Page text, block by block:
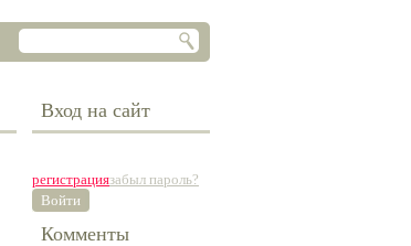
Вход на сайт
регистрациязабыл пароль?
Войти
Комменты